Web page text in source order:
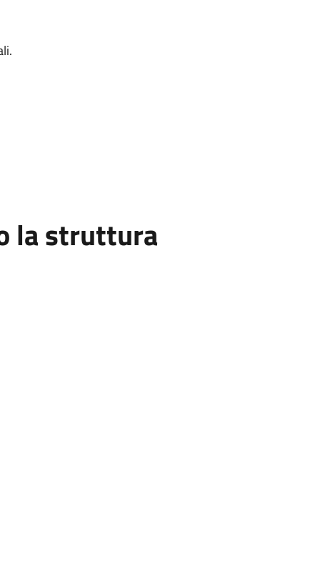
la struttura